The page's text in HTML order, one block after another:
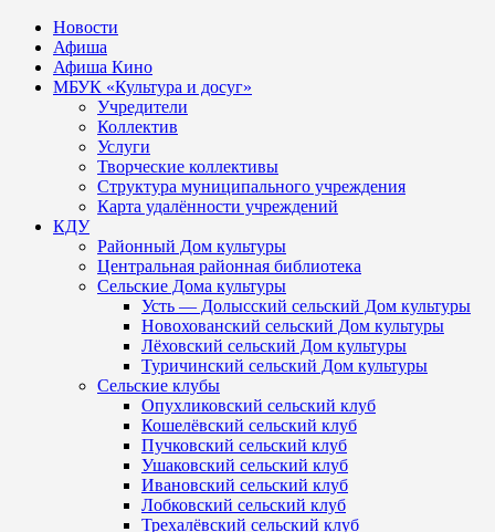
Новости
Афиша
Афиша Кино
МБУК «Культура и досуг»
Учредители
Коллектив
Услуги
Творческие коллективы
Структура муниципального учреждения
Карта удалённости учреждений
КДУ
Районный Дом культуры
Центральная районная библиотека
Сельские Дома культуры
Усть — Долысский сельский Дом культуры
Новохованский сельский Дом культуры
Лёховский сельский Дом культуры
Туричинский сельский Дом культуры
Сельские клубы
Опухликовский сельский клуб
Кошелёвский сельский клуб
Пучковский сельский клуб
Ушаковский сельский клуб
Ивановский сельский клуб
Лобковский сельский клуб
Трехалёвский сельский клуб